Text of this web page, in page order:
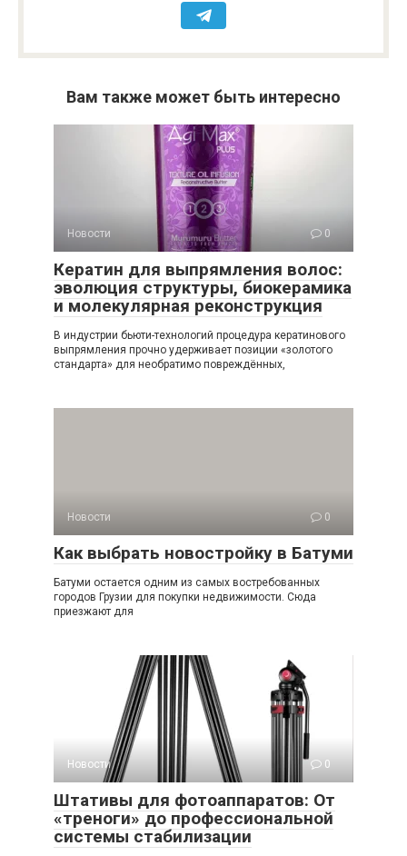
Вам также может быть интересно
Новости 0
Кератин для выпрямления волос:
эволюция структуры, биокерамика
и молекулярная реконструкция
В индустрии бьюти-технологий процедура кератинового
выпрямления прочно удерживает позиции «золотого
стандарта» для необратимо повреждённых,
Новости 0
Как выбрать новостройку в Батуми
Батуми остается одним из самых востребованных
городов Грузии для покупки недвижимости. Сюда
приезжают для
Новости 0
Штативы для фотоаппаратов: От
«треноги» до профессиональной
системы стабилизации